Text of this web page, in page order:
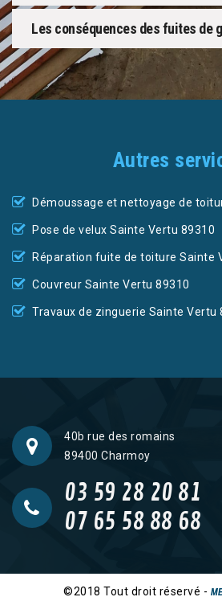
Les conséquences des fuites de
Autres
Démoussage et nettoyage de
Pose de velux Sainte Vertu 89310
Réparation fuite de toiture Sainte
Couvreur Sainte Vertu 89310
Travaux de zinguerie Sainte Vertu
40b rue des romains
89400 Charmoy
03 59 28 20 81
07 65 58 88 68
©2018 Tout droit réservé -